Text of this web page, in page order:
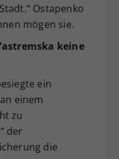
Ostapenko
mögen sie.
keine
ein
einem
zu
der
die